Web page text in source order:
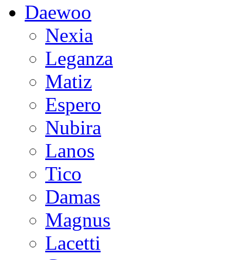
Daewoo
Nexia
Leganza
Matiz
Espero
Nubira
Lanos
Tico
Damas
Magnus
Lacetti